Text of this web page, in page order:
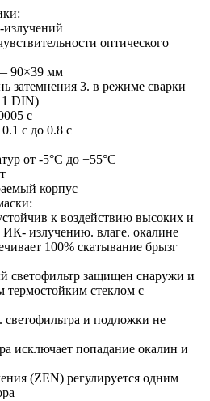
оптического
90×39 мм
затемнения 3. в режиме сварки
DIN)
с
с до 0.8 с
от -5°С до +55°С
корпус
к воздействию высоких и
излучению. влаге. окалине
100% скатывание брызг
светофильтр защищен снаружи и
термостойким стеклом с
светофильтра и подложки не
исключает попадание окалин и
(ZEN) регулируется одним